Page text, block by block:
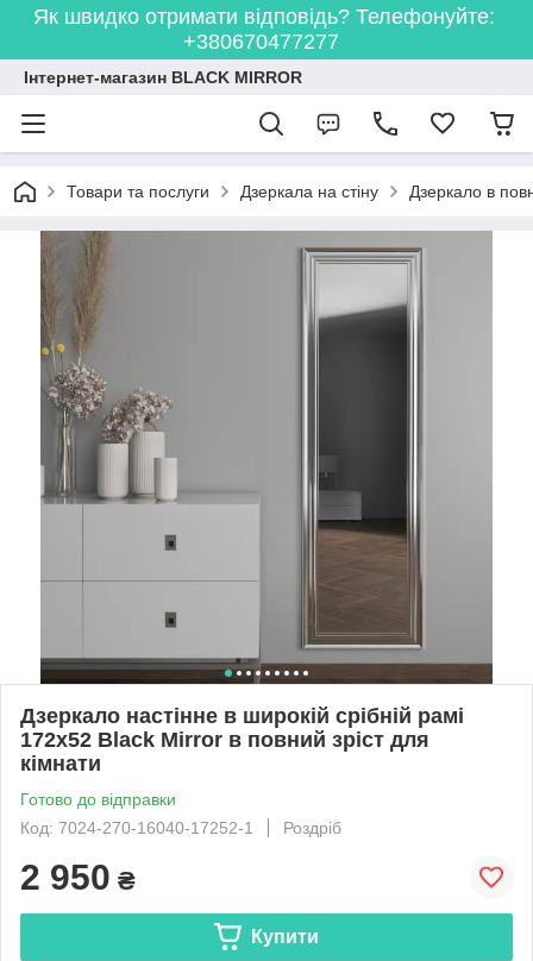
Як швидко отримати відповідь? Телефонуйте:
+380670477277
Інтернет-магазин BLACK MIRROR
Товари та послуги Дзеркала на стіну Дзеркало в
Дзеркало настінне в широкій срібній рамі
172х52 Black Mirror в повний зріст для
кімнати
Готово до відправки
Код: 7024-270-16040-17252-1
Роздріб
2 950 ₴
Купити